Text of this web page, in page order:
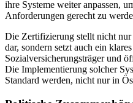
ihre Systeme weiter anpassen,
Anforderungen gerecht zu
Die Zertifizierung stellt nicht
dar, sondern setzt auch ein
Sozialversicherungsträger und
Die Implementierung solcher
Standard werden, nicht nur in